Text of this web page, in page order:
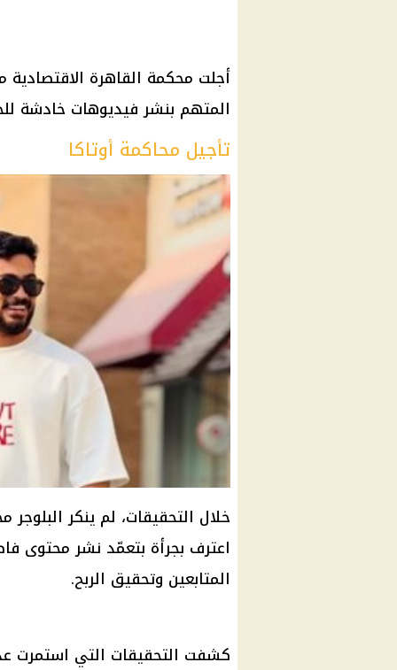
أجلت محكمة القاهرة الاقتصادية
المتهم بنشر فيديوهات خادشة للحياء، إلى
تأجيل محاكمة أوتاكا
خلال التحقيقات، لم ينكر البلوجر
اعترف بجرأة بتعمّد نشر محتوى
المتابعين وتحقيق الربح.
كشفت التحقيقات التي استمرت